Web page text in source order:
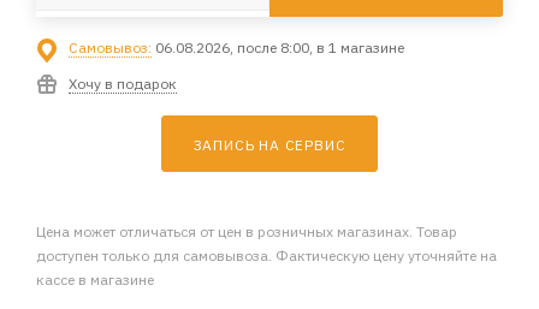
Самовывоз: 06.08.2026, после 8:00, в 1 магазине
Хочу в подарок
ЗАПИСЬ НА СЕРВИС
Цена может отличаться от цен в розничных магазинах. Товар
доступен только для самовывоза. Фактическую цену уточняйте на
кассе в магазине